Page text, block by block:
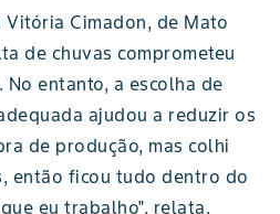
Cimadon, de Mato
de chuvas comprometeu
entanto, a escolha de
ajudou a reduzir os
de produção, mas colhi
então ficou tudo dentro do
eu trabalho", relata.